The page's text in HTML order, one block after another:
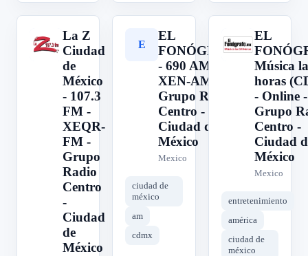
L
La Z
Ciudad
de
México
- 107.3
FM -
XEQR-
FM -
Grupo
Radio
Centro
-
Ciudad
de
México
E
EL
FONÓGRAFO
- 690 AM -
XEN-AM -
Grupo Radio
Centro -
Ciudad de
México
Mexico
ciudad de
méxico
am
cdmx
E
EL
Música
horas
- Online -
Grupo
Centro -
Ciudad
México
Mexico
entretenimiento
américa
ciudad de
méxico